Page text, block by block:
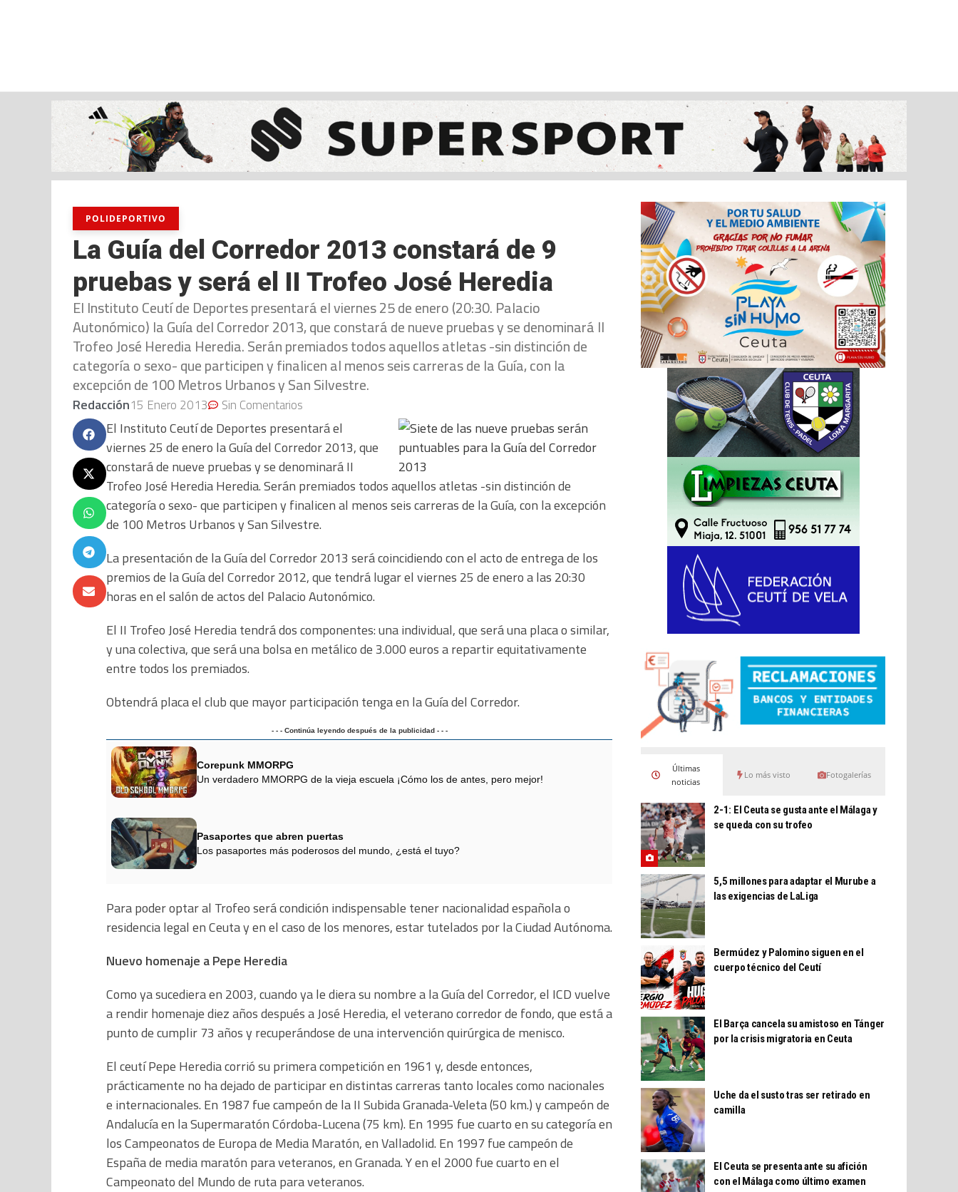
POLIDEPORTIVO
La Guía del Corredor 2013 constará de 9
pruebas y será el II Trofeo José Heredia
El Instituto Ceutí de Deportes presentará el viernes 25 de enero (20:30. Palacio
Autonómico) la Guía del Corredor 2013, que constará de nueve pruebas y se denominará II
Trofeo José Heredia Heredia. Serán premiados todos aquellos atletas -sin distinción de
categoría o sexo- que participen y finalicen al menos seis carreras de la Guía, con la
excepción de 100 Metros Urbanos y San Silvestre.
Redacción15 Enero 2013 Sin Comentarios
El Instituto Ceutí de Deportes presentará el
viernes 25 de enero la Guía del Corredor 2013, que
constará de nueve pruebas y se denominará II
Trofeo José Heredia Heredia. Serán premiados todos aquellos atletas -sin distinción de
categoría o sexo- que participen y finalicen al menos seis carreras de la Guía, con la excepción
de 100 Metros Urbanos y San Silvestre.
La presentación de la Guía del Corredor 2013 será coincidiendo con el acto de entrega de los
premios de la Guía del Corredor 2012, que tendrá lugar el viernes 25 de enero a las 20:30
horas en el salón de actos del Palacio Autonómico.
El II Trofeo José Heredia tendrá dos componentes: una individual, que será una placa o similar,
y una colectiva, que será una bolsa en metálico de 3.000 euros a repartir equitativamente
entre todos los premiados.
Obtendrá placa el club que mayor participación tenga en la Guía del Corredor.
- - - Continúa leyendo después de la publicidad - - -
Corepunk MMORPG
Un verdadero MMORPG de la vieja escuela ¡Cómo los de antes, pero mejor!
Pasaportes que abren puertas
Los pasaportes más poderosos del mundo, ¿está el tuyo?
Para poder optar al Trofeo será condición indispensable tener nacionalidad española o
residencia legal en Ceuta y en el caso de los menores, estar tutelados por la Ciudad Autónoma.
Nuevo homenaje a Pepe Heredia
Como ya sucediera en 2003, cuando ya le diera su nombre a la Guía del Corredor, el ICD vuelve
a rendir homenaje diez años después a José Heredia, el veterano corredor de fondo, que está a
punto de cumplir 73 años y recuperándose de una intervención quirúrgica de menisco.
El ceutí Pepe Heredia corrió su primera competición en 1961 y, desde entonces,
prácticamente no ha dejado de participar en distintas carreras tanto locales como nacionales
e internacionales. En 1987 fue campeón de la II Subida Granada-Veleta (50 km.) y campeón de
Andalucía en la Supermaratón Córdoba-Lucena (75 km). En 1995 fue cuarto en su categoría en
los Campeonatos de Europa de Media Maratón, en Valladolid. En 1997 fue campeón de
España de media maratón para veteranos, en Granada. Y en el 2000 fue cuarto en el
Campeonato del Mundo de ruta para veteranos.
Últimas
noticias
Lo más visto Fotogalerías
2-1: El Ceuta se gusta ante el Málaga y
se queda con su trofeo
5,5 millones para adaptar el Murube a
las exigencias de LaLiga
Bermúdez y Palomino siguen en el
cuerpo técnico del Ceutí
El Barça cancela su amistoso en Tánger
por la crisis migratoria en Ceuta
Uche da el susto tras ser retirado en
camilla
El Ceuta se presenta ante su afición
con el Málaga como último examen